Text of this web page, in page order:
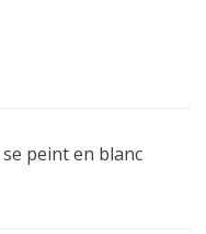
peint en blanc